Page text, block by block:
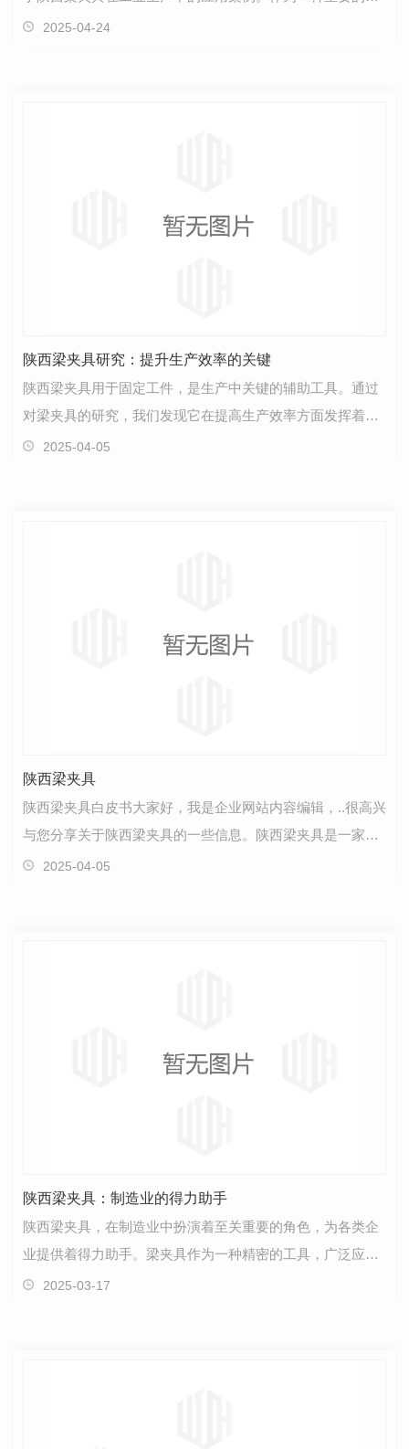
备，梁夹具在各行各业都发挥着不可或缺的作用。首…
2025-04-24
陕西梁夹具研究：提升生产效率的关键
陕西梁夹具用于固定工件，是生产中关键的辅助工具。通过
对梁夹具的研究，我们发现它在提高生产效率方面发挥着重
要作用。首先，梁夹具的稳固性和..性对生产过程至关…
2025-04-05
陕西梁夹具
陕西梁夹具白皮书大家好，我是企业网站内容编辑，..很高兴
与您分享关于陕西梁夹具的一些信息。陕西梁夹具是一家专
注于工业领域的公司，致力于为客户提供高质量的产…
2025-04-05
陕西梁夹具：制造业的得力助手
陕西梁夹具，在制造业中扮演着至关重要的角色，为各类企
业提供着得力助手。梁夹具作为一种精密的工具，广泛应用
于工业生产中的加工、装配等环节，极大地提高了生产…
2025-03-17